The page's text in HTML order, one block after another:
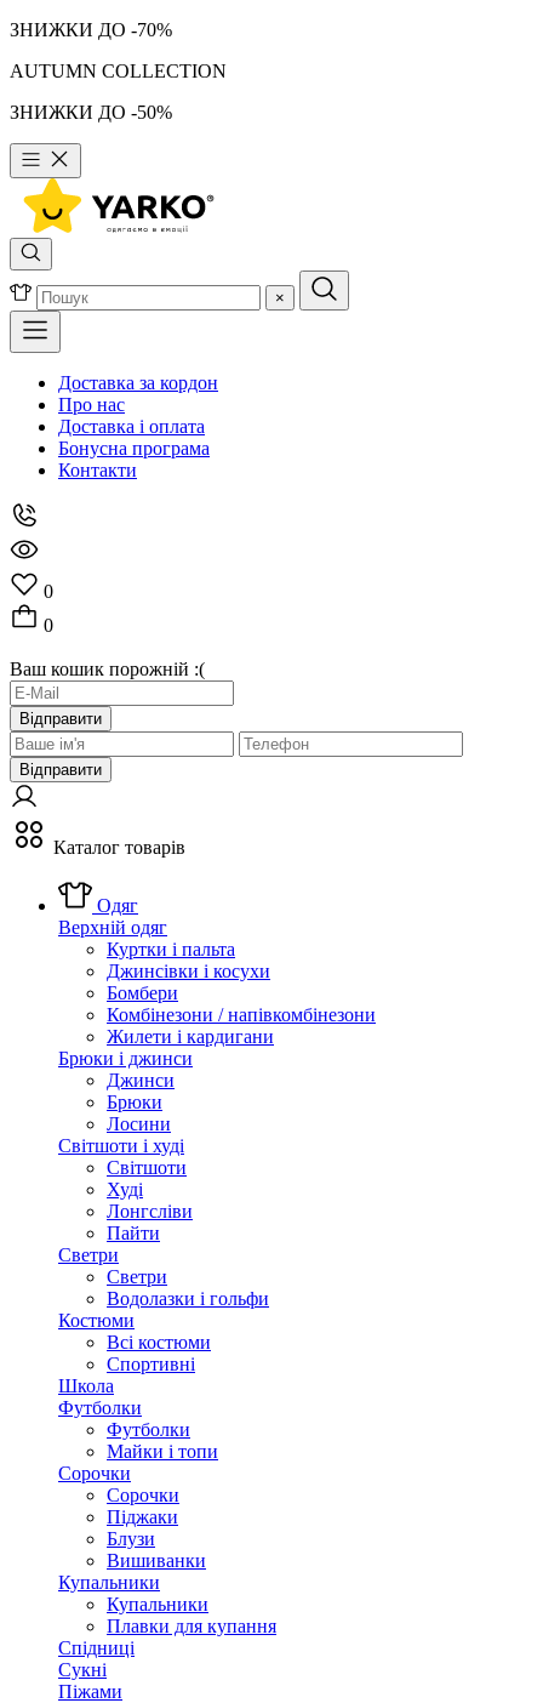
ЗНИЖКИ ДО -70%
AUTUMN COLLECTION
ЗНИЖКИ ДО -50%
×
Доставка за кордон
Про нас
Доставка і оплата
Бонусна програма
Контакти
0
0
Ваш кошик порожній :(
Відправити
Відправити
Каталог товарів
Одяг
Верхній одяг
Куртки і пальта
Джинсівки і косухи
Бомбери
Комбінезони / напівкомбінезони
Жилети і кардигани
Брюки і джинси
Джинси
Брюки
Лосини
Світшоти і худі
Світшоти
Худі
Лонгсліви
Пайти
Светри
Светри
Водолазки і гольфи
Костюми
Всі костюми
Спортивні
Школа
Футболки
Футболки
Майки і топи
Сорочки
Сорочки
Піджаки
Блузи
Вишиванки
Купальники
Купальники
Плавки для купання
Спідниці
Сукні
Піжами